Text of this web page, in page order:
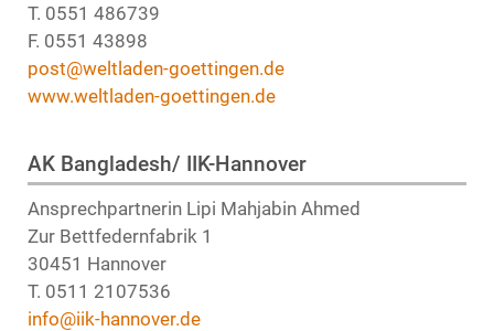
T. 0551 486739
F. 0551 43898
post@weltladen-goettingen.de
www.weltladen-goettingen.de
AK Bangladesh/ IIK-Hannover
Ansprechpartnerin Lipi Mahjabin Ahmed
Zur Bettfedernfabrik 1
30451 Hannover
T. 0511 2107536
info@iik-hannover.de